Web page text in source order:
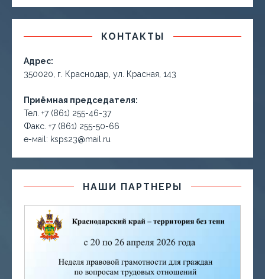
КОНТАКТЫ
Адрес:
350020, г. Краснодар, ул. Красная, 143
Приёмная председателя:
Тел. +7 (861) 255-46-37
Факс. +7 (861) 255-50-66
е-маil: ksps23@mail.ru
НАШИ ПАРТНЕРЫ